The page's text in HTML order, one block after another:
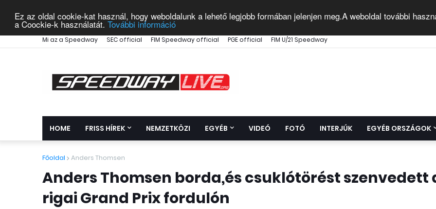
Ez az oldal cookie-kat használ, hogy weboldalunk a lehető legjobb formában jelenjen meg.A weboldal további
a Coockie-k használatát. További információ
Mi az a Speedway SEC official FIM Speedway official PGE official FIM U/21 Speedway
HOME FRISS HÍREK NEMZETKÖZI EGYÉB VIDEÓ FOTÓ INTERJÚK EGYÉB ORSZÁGOK
Főoldal Anders Thomsen
Anders Thomsen borda,és csuklótörést szenvedett
rigai Grand Prix fordulón